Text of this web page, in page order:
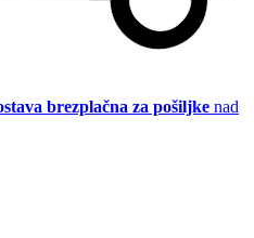
brezplačna za pošiljke nad